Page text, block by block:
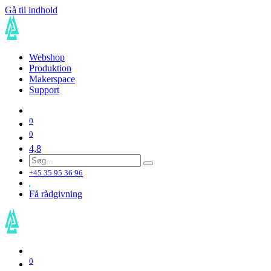
Gå til indhold
Webshop
Produktion
Makerspace
Support
0
0
4,8
+45 35 95 36 96
Få rådgivning
0